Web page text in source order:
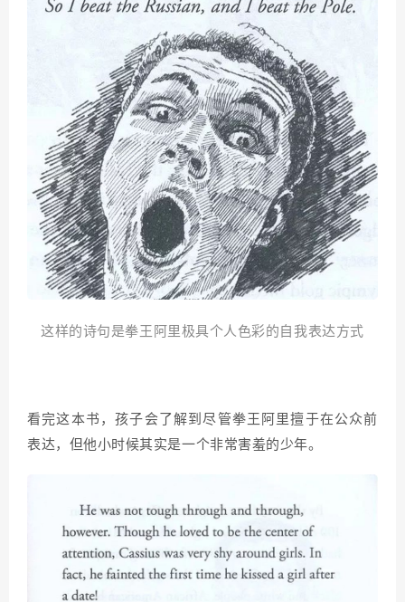
这样的诗句是拳王阿里极具个人色彩的自我表达方式
看完这本书，孩子会了解到尽管拳王阿里擅于在公众前
表达，但他小时候其实是一个非常害羞的少年。